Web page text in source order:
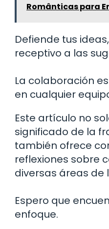
Românticas para
Defiende tus
receptivo a las
La colaboración
en cualquier
Este artículo no
significado de la
también ofrece
reflexiones sobre
diversas áreas de
Espero que
enfoque.